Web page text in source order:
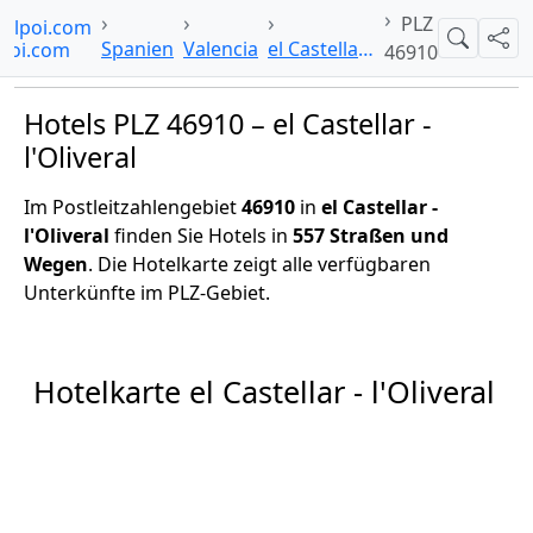
Spanien Valencia el Castellar - l'Oliveral
PLZ
46910
Suche
Hotels PLZ 46910 – el Castellar -
l'Oliveral
Im Postleitzahlengebiet46910 in el Castellar -
l'Oliveral finden Sie Hotels in 557 Straßen und
Wegen. Die Hotelkarte zeigt alle verfügbaren
Unterkünfte im PLZ-Gebiet.
Hotelkarte el Castellar - l'Oliveral